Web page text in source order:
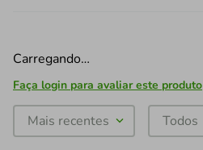
Carregando…
Faça login para avaliar este produto
Mais recentes Todos